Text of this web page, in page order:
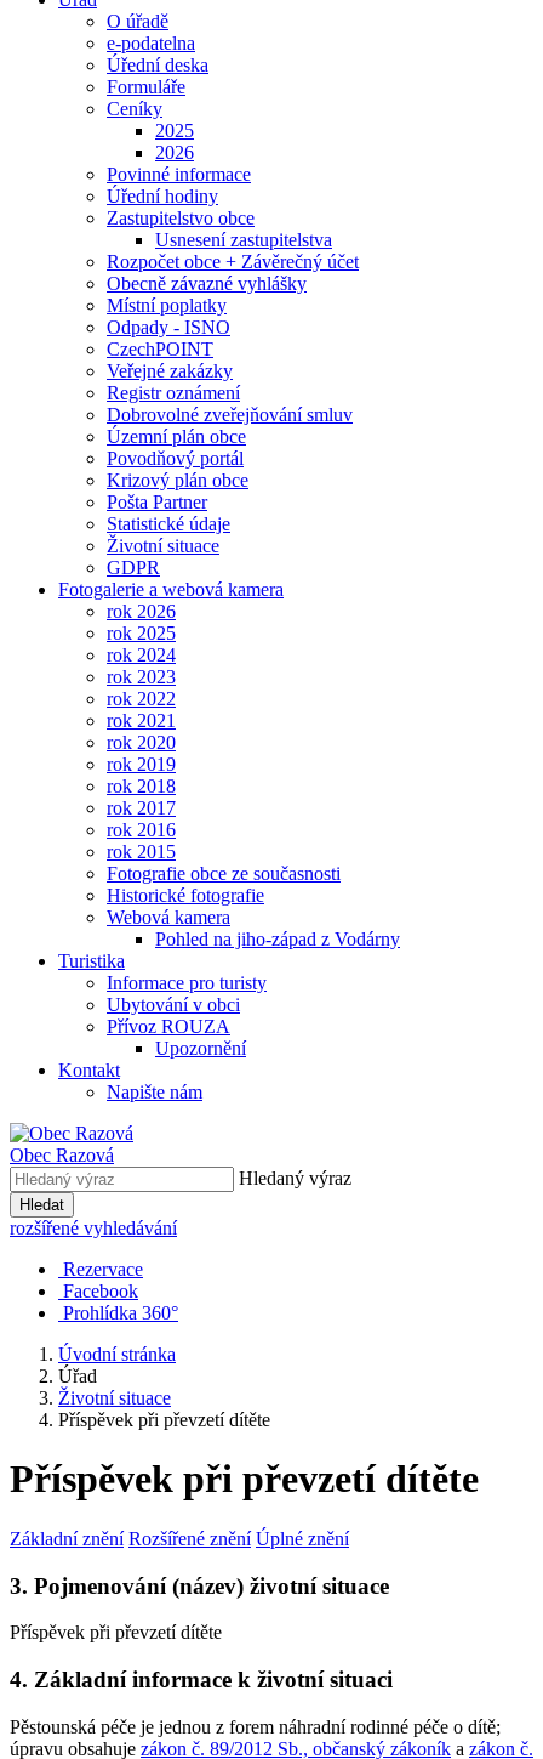
O úřadě
e-podatelna
Úřední deska
Formuláře
Ceníky
2025
2026
Povinné informace
Úřední hodiny
Zastupitelstvo obce
Usnesení zastupitelstva
Rozpočet obce + Závěrečný účet
Obecně závazné vyhlášky
Místní poplatky
Odpady - ISNO
CzechPOINT
Veřejné zakázky
Registr oznámení
Dobrovolné zveřejňování smluv
Územní plán obce
Povodňový portál
Krizový plán obce
Pošta Partner
Statistické údaje
Životní situace
GDPR
Fotogalerie a webová kamera
rok 2026
rok 2025
rok 2024
rok 2023
rok 2022
rok 2021
rok 2020
rok 2019
rok 2018
rok 2017
rok 2016
rok 2015
Fotografie obce ze současnosti
Historické fotografie
Webová kamera
Pohled na jiho-západ z Vodárny
Turistika
Informace pro turisty
Ubytování v obci
Přívoz ROUZA
Upozornění
Kontakt
Napište nám
Obec Razová
Hledaný výraz
Hledat
rozšířené vyhledávání
Rezervace
Facebook
Prohlídka 360°
Úvodní stránka
Úřad
Životní situace
Příspěvek při převzetí dítěte
Příspěvek při převzetí dítěte
Základní znění Rozšířené znění Úplné znění
3. Pojmenování (název) životní situace
Příspěvek při převzetí dítěte
4. Základní informace k životní situaci
Pěstounská péče je jednou z forem náhradní rodinné péče o dítě;
úpravu obsahuje zákon č. 89/2012 Sb., občanský zákoník a zákon č.